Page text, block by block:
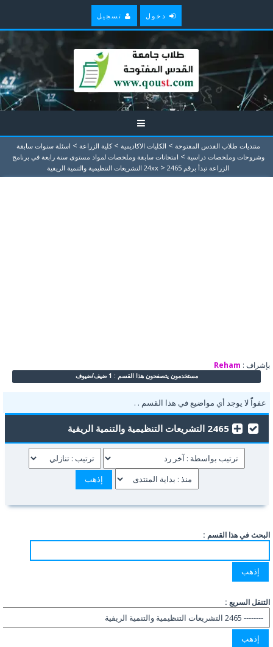
دخول تسجيل
منتديات طلاب القدس المفتوحة > الكليات الاكاديمية > كلية الزراعة > اسئلة سنوات سابقة
وشروحات وملخصات دراسية > امتحانات سابقة وملخصات لمواد مستوى سنة رابعة في برنامج
الزراعة تبدأ برقم 24xx
> 2465 التشريعات التنظيمية والتنمية الريفية
بإشراف : Reham
مستخدمون يتصفحون هذا القسم : 1 ضيف/ضيوف
عفواًً لا يوجد أي مواضيع في هذا القسم . .
2465 التشريعات التنظيمية والتنمية الريفية
البحث في هذا القسم :
التنقل السريع :